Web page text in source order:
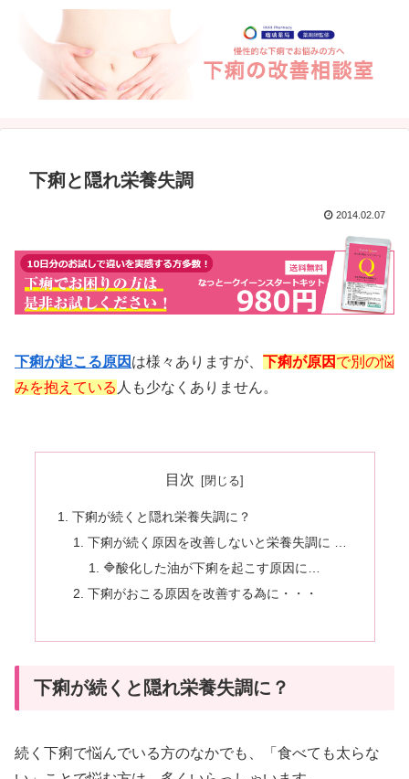
下痢と隠れ栄養失調
2014.02.07
下痢が起こる原因 は様々ありますが、 下痢が原因 で別の悩
みを抱えている 人も少なくありません。
目次
下痢が続くと隠れ栄養失調に？
下痢が続く原因を改善しないと栄養失調に …
🔷酸化した油が下痢を起こす原因に…
下痢がおこる原因を改善する為に・・・
下痢が続くと隠れ栄養失調に？
続く下痢で悩んでいる方のなかでも、「食べても太らな